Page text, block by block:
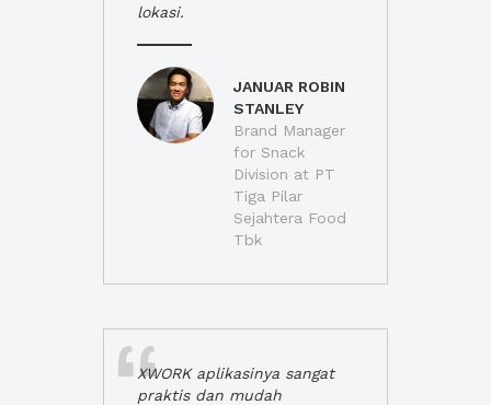
lokasi.
JANUAR ROBIN
STANLEY
Brand Manager
for Snack
Division at PT
Tiga Pilar
Sejahtera Food
Tbk
XWORK aplikasinya sangat
praktis dan mudah